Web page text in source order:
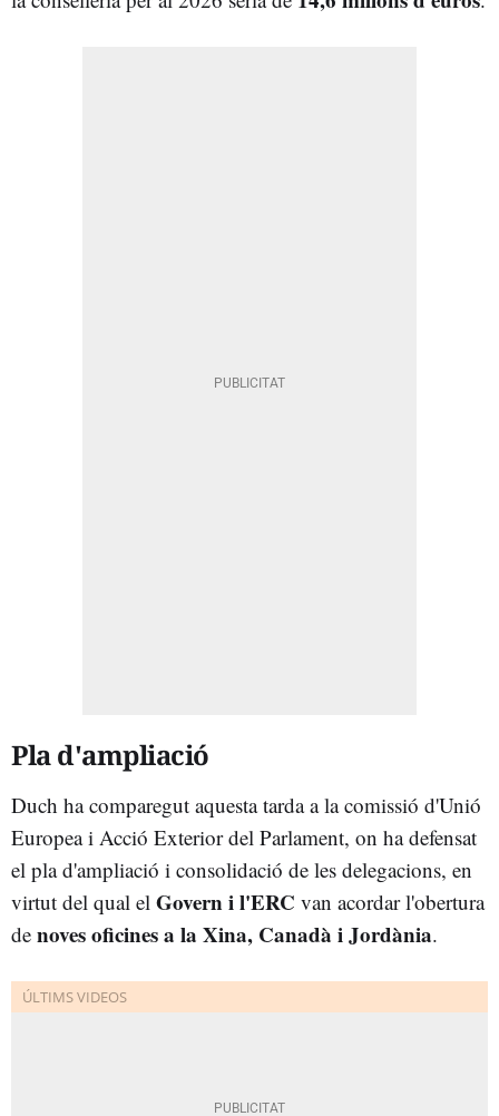
Pla d'ampliació
Duch ha comparegut aquesta tarda a la comissió d'Unió
Europea i Acció Exterior del Parlament, on ha defensat
el pla d'ampliació i consolidació de les delegacions, en
virtut del qual el Govern i l'ERC van acordar l'obertura
de noves oficines a la Xina, Canadà i Jordània.